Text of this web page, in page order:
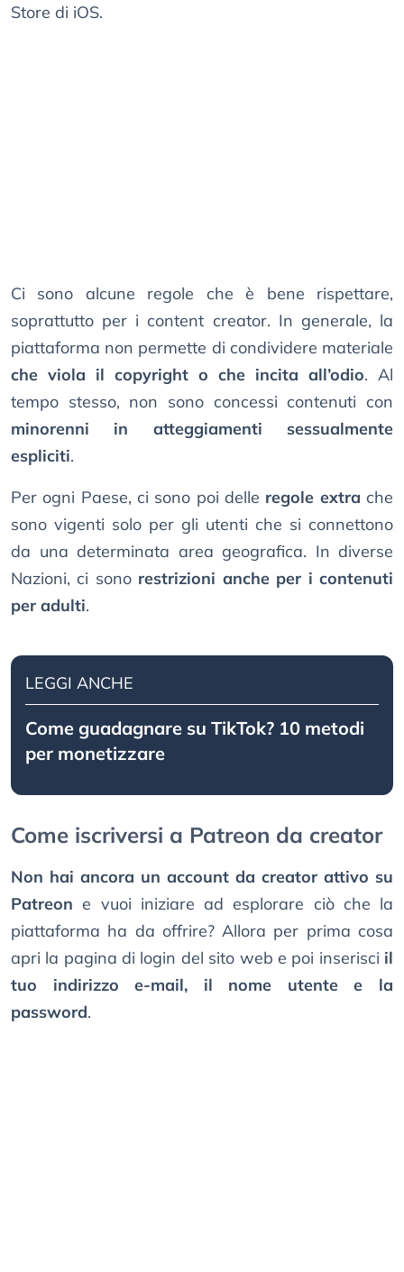
Store di iOS.
Ci sono alcune regole che è bene rispettare,
soprattutto per i content creator. In generale, la
piattaforma non permette di condividere materiale
che viola il copyright o che incita all’odio. Al
tempo stesso, non sono concessi contenuti con
minorenni in atteggiamenti sessualmente
espliciti.
Per ogni Paese, ci sono poi delle regole extra che
sono vigenti solo per gli utenti che si connettono
da una determinata area geografica. In diverse
Nazioni, ci sono restrizioni anche per i contenuti
per adulti.
LEGGI ANCHE
Come guadagnare su TikTok? 10 metodi
per monetizzare
Come iscriversi a Patreon da creator
Non hai ancora un account da creator attivo su
Patreon e vuoi iniziare ad esplorare ciò che la
piattaforma ha da offrire? Allora per prima cosa
apri la pagina di login del sito web e poi inserisci il
tuo indirizzo e-mail, il nome utente e la
password.